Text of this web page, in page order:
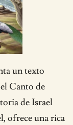
un texto
Canto de
de Israel
ofrece una rica